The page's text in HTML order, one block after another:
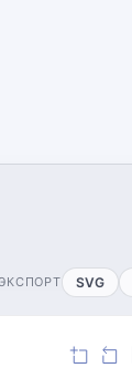
ЭКСПОРТ SVG